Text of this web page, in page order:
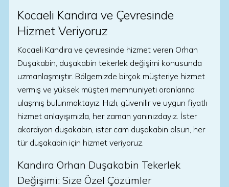
Kocaeli Kandıra ve Çevresinde
Hizmet Veriyoruz
Kocaeli Kandıra ve çevresinde hizmet veren Orhan
Duşakabin, duşakabin tekerlek değişimi konusunda
uzmanlaşmıştır. Bölgemizde birçok müşteriye hizmet
vermiş ve yüksek müşteri memnuniyeti oranlarına
ulaşmış bulunmaktayız. Hızlı, güvenilir ve uygun fiyatlı
hizmet anlayışımızla, her zaman yanınızdayız. İster
akordiyon duşakabin, ister cam duşakabin olsun, her
tür duşakabin için hizmet veriyoruz.
Kandıra Orhan Duşakabin Tekerlek
Değişimi: Size Özel Çözümler